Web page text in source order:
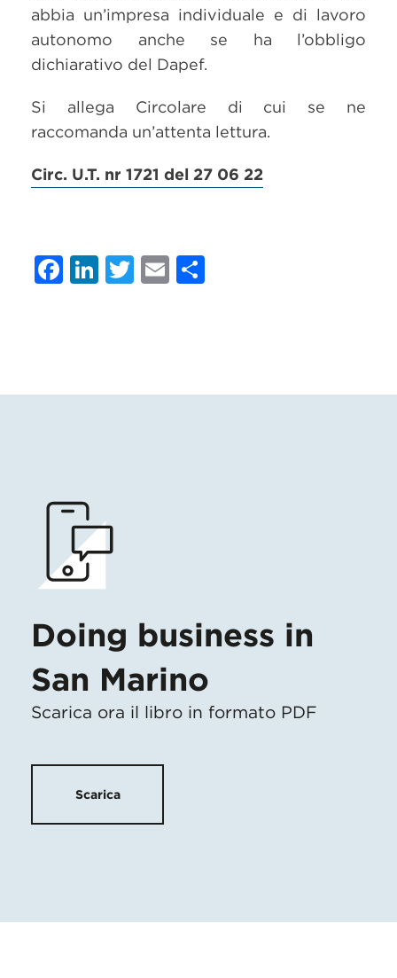
abbia un’impresa individuale e di lavoro
autonomo anche se ha l’obbligo
dichiarativo del Dapef.
Si allega Circolare di cui se ne
raccomanda un’attenta lettura.
Circ. U.T. nr 1721 del 27 06 22
Facebook
LinkedIn
Twitter
Email
Doing business in
San Marino
Scarica ora il libro in formato PDF
Scarica